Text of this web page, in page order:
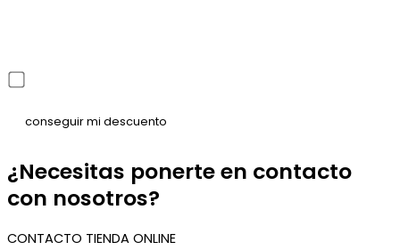
¿Necesitas ponerte en contacto
con nosotros?
CONTACTO TIENDA ONLINE